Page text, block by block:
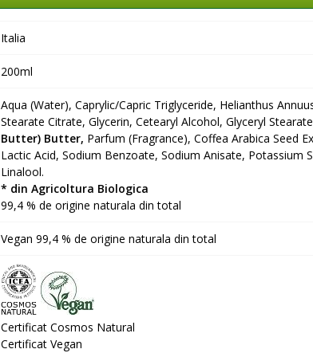
Italia
200ml
Aqua (Water), Caprylic/Capric Triglyceride, Helianthus
Stearate Citrate, Glycerin, Cetearyl Alcohol, Glyceryl
Butter) Butter, Parfum (Fragrance), Coffea Arabica Seed
Lactic Acid, Sodium Benzoate, Sodium Anisate, Potassium
Linalool.
* din Agricoltura Biologica
99,4 % de origine naturala din total
Vegan 99,4 % de origine naturala din total
Certificat Cosmos Natural
Certificat Vegan